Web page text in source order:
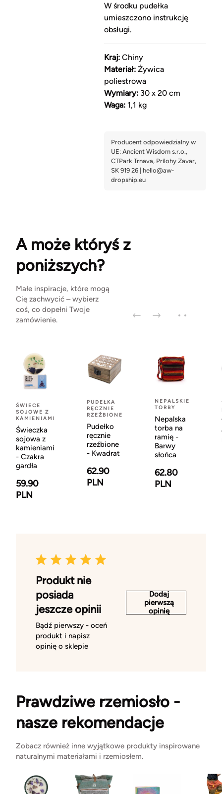
W środku pudełka
umieszczono instrukcję
obsługi.
Kraj:Chiny
Materiał:Żywica
poliestrowa
Wymiary:30 x 20 cm
Waga:1,1 kg
A może któryś z
poniższych?
Małe inspiracje, które mogą
Cię zachwycić – wybierz
coś, co dopełni Twoje
zamówienie.
ŚWIECE
SOJOWE Z
KAMIENIAMI
Świeczka
sojowa z
kamieniami
- Czakra
gardła
59.90
PLN
PUDEŁKA
RĘCZNIE
RZEŹBIONE
Pudełko
ręcznie
rzeźbione
- Kwadrat
62.90
PLN
NEPALSKIE
TORBY
Nepalska
torba na
ramię -
Barwy
słońca
62.80
PLN
Produkt nie
posiada
jeszcze opinii
Bądź pierwszy - oceń
produkt i napisz
opinię o sklepie
Dodaj
pierwszą
opinię
Prawdziwe rzemiosło -
nasze rekomendacje
Zobacz również inne wyjątkowe produkty inspirowane
naturalnymi materiałami i rzemiosłem.